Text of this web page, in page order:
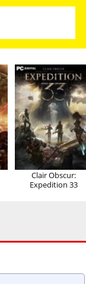
Clair Obscur:
Expedition 33